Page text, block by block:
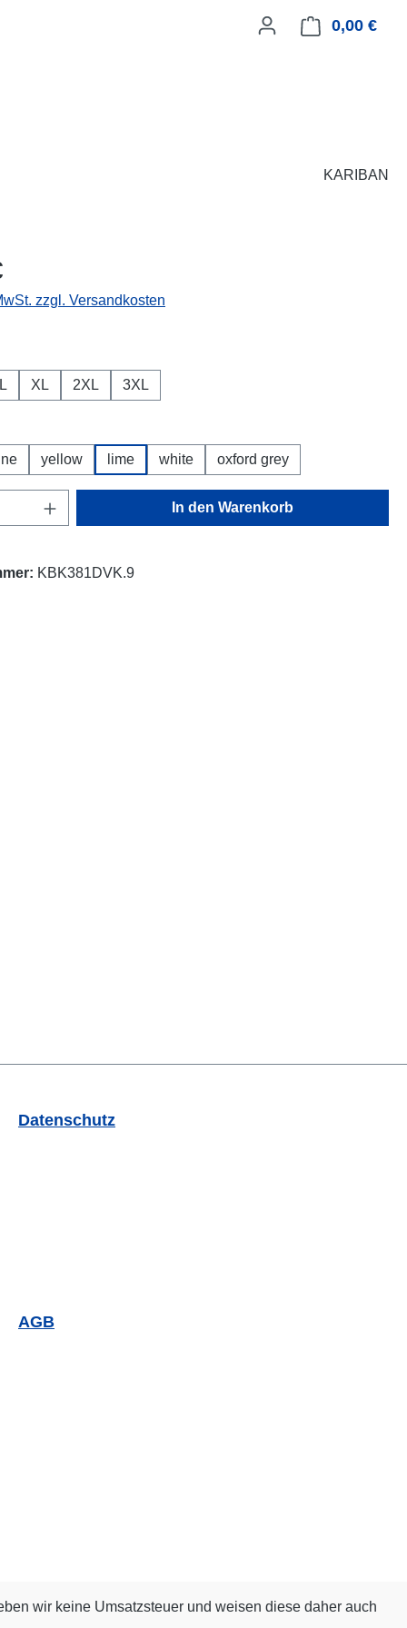
0,00 €
KARIBAN
zzgl. Versandkosten
L XL 2XL 3XL
yellow lime white oxford grey
Anzahl: Gib den gewünschten Wert ein
In den Warenkorb
KBK381DVK.9
Datenschutz
AGB
wir keine Umsatzsteuer und weisen diese daher auch